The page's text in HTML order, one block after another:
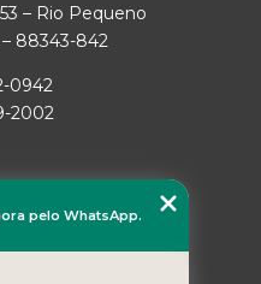
– Rio Pequeno
– 88343-842
0942
2002
pelo WhatsApp.